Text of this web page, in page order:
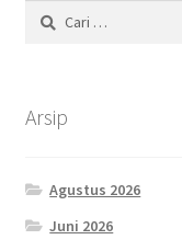
Cari
untuk:
Arsip
Agustus 2026
Juni 2026